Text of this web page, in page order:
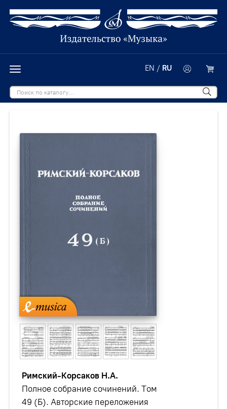
EN / RU
Римский-Корсаков Н.А.
Полное собрание сочинений. Том
49 (Б). Авторские переложения